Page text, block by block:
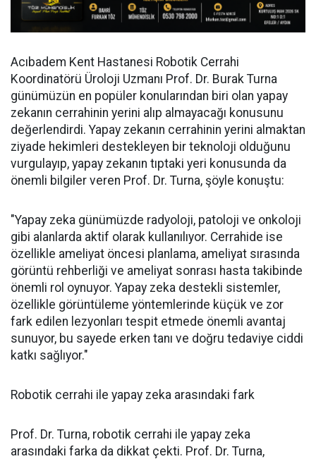
Acıbadem Kent Hastanesi Robotik Cerrahi
Koordinatörü Üroloji Uzmanı Prof. Dr. Burak Turna
günümüzün en popüler konularından biri olan yapay
zekanın cerrahinin yerini alıp almayacağı konusunu
değerlendirdi. Yapay zekanın cerrahinin yerini almaktan
ziyade hekimleri destekleyen bir teknoloji olduğunu
vurgulayıp, yapay zekanın tıptaki yeri konusunda da
önemli bilgiler veren Prof. Dr. Turna, şöyle konuştu:
"Yapay zeka günümüzde radyoloji, patoloji ve onkoloji
gibi alanlarda aktif olarak kullanılıyor. Cerrahide ise
özellikle ameliyat öncesi planlama, ameliyat sırasında
görüntü rehberliği ve ameliyat sonrası hasta takibinde
önemli rol oynuyor. Yapay zeka destekli sistemler,
özellikle görüntüleme yöntemlerinde küçük ve zor
fark edilen lezyonları tespit etmede önemli avantaj
sunuyor, bu sayede erken tanı ve doğru tedaviye ciddi
katkı sağlıyor."
Robotik cerrahi ile yapay zeka arasındaki fark
Prof. Dr. Turna, robotik cerrahi ile yapay zeka
arasındaki farka da dikkat çekti. Prof. Dr. Turna,